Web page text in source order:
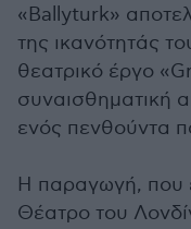
«Ballyturk»
της ικανότητάς
θεατρικό έργο
συναισθηματική
ενός πενθούντα
Η παραγωγή, που
Θέατρο του